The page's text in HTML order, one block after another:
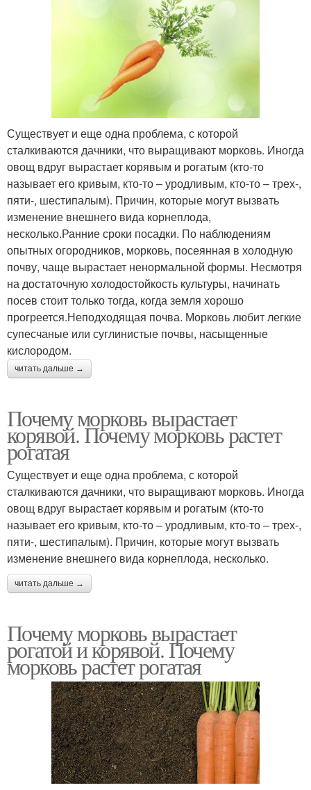
Существует и еще одна проблема, с которой
сталкиваются дачники, что выращивают морковь. Иногда
овощ вдруг вырастает корявым и рогатым (кто-то
называет его кривым, кто-то – уродливым, кто-то – трех-,
пяти-, шестипалым). Причин, которые могут вызвать
изменение внешнего вида корнеплода,
несколько.Ранние сроки посадки. По наблюдениям
опытных огородников, морковь, посеянная в холодную
почву, чаще вырастает ненормальной формы. Несмотря
на достаточную холодостойкость культуры, начинать
посев стоит только тогда, когда земля хорошо
прогреется.Неподходящая почва. Морковь любит легкие
супесчаные или суглинистые почвы, насыщенные
кислородом.
читать дальше →
Почему морковь вырастает
корявой. Почему морковь растет
рогатая
Существует и еще одна проблема, с которой
сталкиваются дачники, что выращивают морковь. Иногда
овощ вдруг вырастает корявым и рогатым (кто-то
называет его кривым, кто-то – уродливым, кто-то – трех-,
пяти-, шестипалым). Причин, которые могут вызвать
изменение внешнего вида корнеплода, несколько.
читать дальше →
Почему морковь вырастает
рогатой и корявой. Почему
морковь растет рогатая